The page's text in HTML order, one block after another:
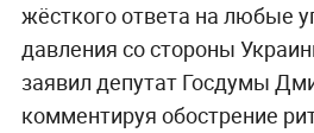
жёсткого ответа на любые
давления со стороны
заявил депутат Госдумы
комментируя обострение